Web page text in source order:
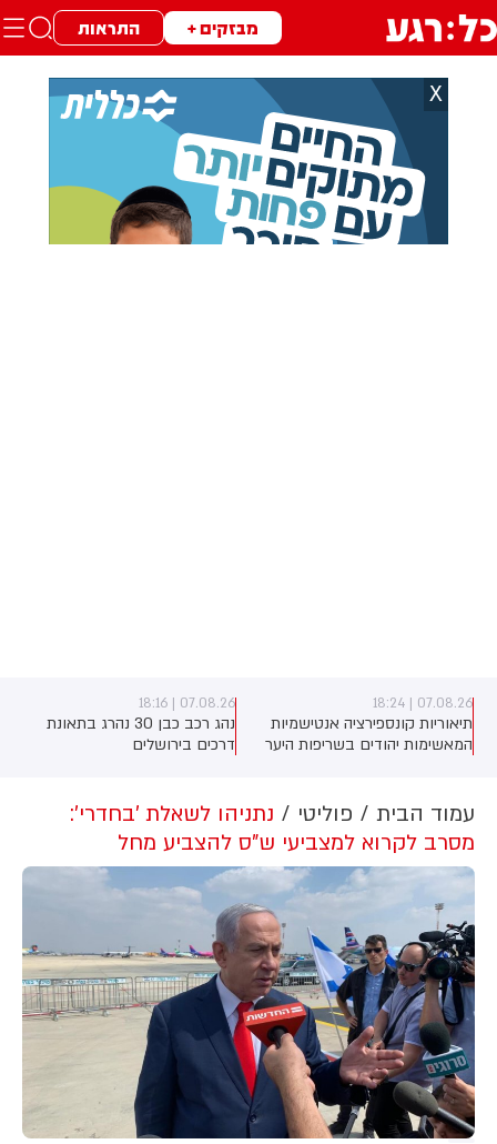
מבזקים + התראות
X
07.08.26 | 18:24
תיאוריות קונספירציה אנטישמיות
המאשימות יהודים בשריפות היער
מניתוח חדש של CyberWell, ארגון
המנטר אנטישמיות ברשת. הדו"ח
מצא כי פוסטים זהים ב-X שותפו
בצרפתית, אנגלית וספרדית, בטענה
שיהודים הם שהציתו במכוון את
השריפות בצרפת, ספרד ונורבגיה
בטרה להרוויח פוליטית או כלכלית
מהמצב.
07.08.26 | 18:16
נהג רכב כבן 30 נהרג בתאונת
דרכים בירושלים
עמוד הבית פוליטי
נתניהו לשאלת 'בחדרי':
מסרב לקרוא למצביעי ש"ס להצביע מחל